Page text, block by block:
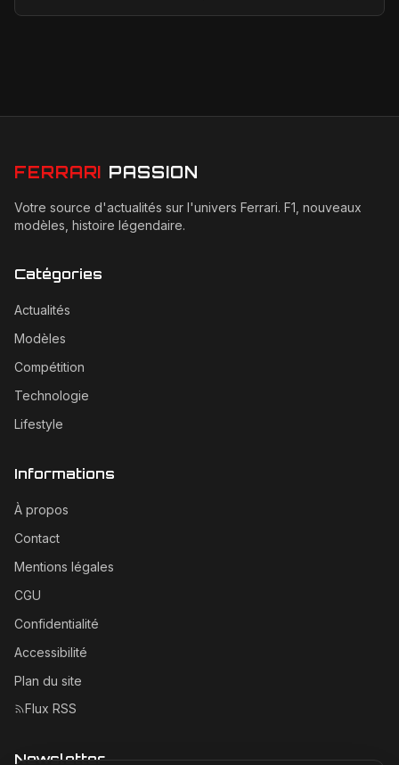
FERRARI PASSION
Votre source d'actualités sur l'univers Ferrari. F1, nouveaux
modèles, histoire légendaire.
Catégories
Actualités
Modèles
Compétition
Technologie
Lifestyle
Informations
À propos
Contact
Mentions légales
CGU
Confidentialité
Accessibilité
Plan du site
Flux RSS
Newsletter